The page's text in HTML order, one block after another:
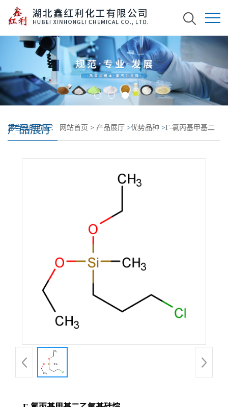
产品展厅
您当前的位置： 网站首页 > 产品展厅 >优势品种 >Γ-氯丙基甲基二